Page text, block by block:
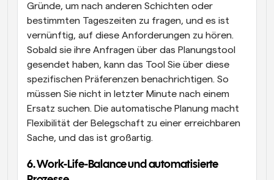
Gründe, um nach anderen Schichten oder
bestimmten Tageszeiten zu fragen, und es ist
vernünftig, auf diese Anforderungen zu hören.
Sobald sie ihre Anfragen über das Planungstool
gesendet haben, kann das Tool Sie über diese
spezifischen Präferenzen benachrichtigen. So
müssen Sie nicht in letzter Minute nach einem
Ersatz suchen. Die automatische Planung macht
Flexibilität der Belegschaft zu einer erreichbaren
Sache, und das ist großartig.
6. Work-Life-Balance und automatisierte